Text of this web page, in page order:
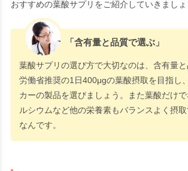
おすすめの葉酸サプリをご紹介していきましょ
「含有量と品質で選ぶ」
葉酸サプリの選び方で大切なのは、含有量
労働省推奨の1日400μgの葉酸摂取を目指し
カーの製品を選びましょう。また葉酸だけ
ルシウムなど他の栄養素もバランスよく摂
なんです。